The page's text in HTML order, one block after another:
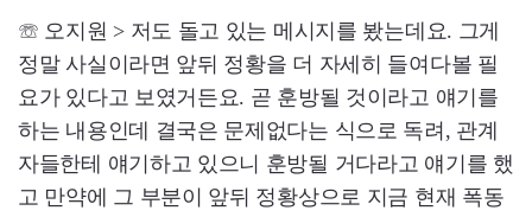
☏ 오지원 > 저도 돌고 있는 메시지를 봤는데요. 그게
정말 사실이라면 앞뒤 정황을 더 자세히 들여다볼 필
요가 있다고 보였거든요. 곧 훈방될 것이라고 얘기를
하는 내용인데 결국은 문제없다는 식으로 독려, 관계
자들한테 얘기하고 있으니 훈방될 거다라고 얘기를 했
고 만약에 그 부분이 앞뒤 정황상으로 지금 현재 폭동